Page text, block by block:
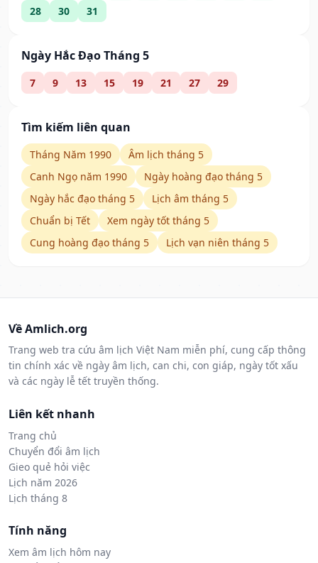
28
30 31
Ngày Hắc Đạo Tháng 5
7 9 13 15 19 21 27 29
Tìm kiếm liên quan
Tháng Năm 1990
Âm lịch tháng 5
Canh Ngọ năm 1990
Ngày hoàng đạo tháng 5
Ngày hắc đạo tháng 5
Lịch âm tháng 5
Chuẩn bị Tết
Xem ngày tốt tháng 5
Cung hoàng đạo tháng 5
Lịch vạn niên tháng 5
Về Amlich.org
Trang web tra cứu âm lịch Việt Nam miễn phí, cung cấp thông
tin chính xác về ngày âm lịch, can chi, con giáp, ngày tốt xấu
và các ngày lễ tết truyền thống.
Liên kết nhanh
Trang chủ
Chuyển đổi âm lịch
Gieo quẻ hỏi việc
Lịch năm 2026
Lịch tháng 8
Tính năng
Xem âm lịch hôm nay